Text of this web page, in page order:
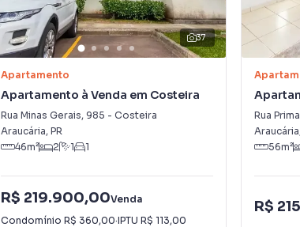
37
Apartamento
Apartamento à Venda em Costeira
Rua Minas Gerais, 985 - Costeira
Araucária, PR
46m² 2 1 1
R$ 219.900,00Venda
Condomínio R$ 360,00·IPTU R$ 113,00
da
Rua
Araucária
56m²
R$